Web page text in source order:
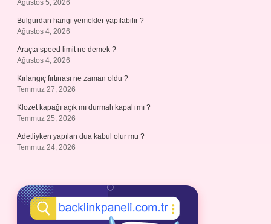
Ağustos 5, 2026
Bulgurdan hangi yemekler yapılabilir ?
Ağustos 4, 2026
Araçta speed limit ne demek ?
Ağustos 4, 2026
Kırlangıç fırtınası ne zaman oldu ?
Temmuz 27, 2026
Klozet kapağı açık mı durmalı kapalı mı ?
Temmuz 25, 2026
Adetliyken yapılan dua kabul olur mu ?
Temmuz 24, 2026